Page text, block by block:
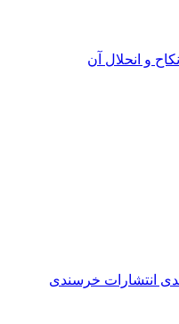
و انحلال آن
انتشارات خرسندی